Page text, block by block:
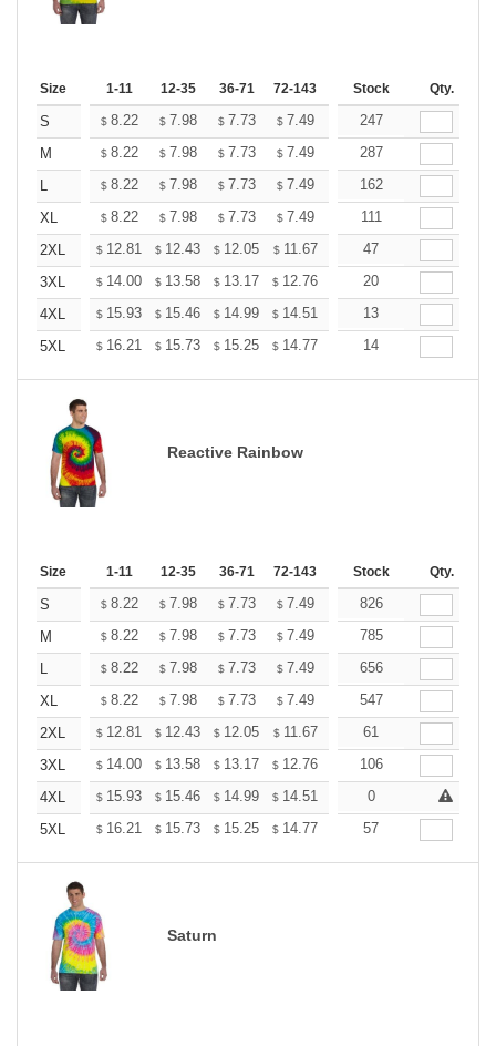
Size 1-11 12-35 36-71 72-143 144-287 288 + More
Stock Qty.
S $ 8.22 $ 7.98 $ 7.73 $ 7.49 7.25
247
M
$ 8.22 $ 7.98 $ 7.73 $ 7.49 7.25
287
L
$ 8.22 $ 7.98 $ 7.73 $ 7.49 7.25
162
XL
$ 8.22 $ 7.98 $ 7.73 $ 7.49 7.25
111
2XL
$ 12.81 $ 12.43 $ 12.05 $ 11.67 11.29
47
3XL
$ 14.00 $ 13.58 $ 13.17 $ 12.76 12.34
20
4XL
$ 15.93 $ 15.46 $ 14.99 $ 14.51 14.04
13
5XL
$ 16.21 $ 15.73 $ 15.25 $ 14.77 14.29
14
Reactive Rainbow
Size 1-11 12-35 36-71 72-143 144-287 288 + More
Stock Qty.
S $ 8.22 $ 7.98 $ 7.73 $ 7.49 7.25
826
M
$ 8.22 $ 7.98 $ 7.73 $ 7.49 7.25
785
L
$ 8.22 $ 7.98 $ 7.73 $ 7.49 7.25
656
XL
$ 8.22 $ 7.98 $ 7.73 $ 7.49 7.25
547
2XL
$ 12.81 $ 12.43 $ 12.05 $ 11.67 11.29
61
3XL
$ 14.00 $ 13.58 $ 13.17 $ 12.76 12.34
106
4XL
$ 15.93 $ 15.46 $ 14.99 $ 14.51 14.04
0
5XL
$ 16.21 $ 15.73 $ 15.25 $ 14.77 14.29
57
Saturn